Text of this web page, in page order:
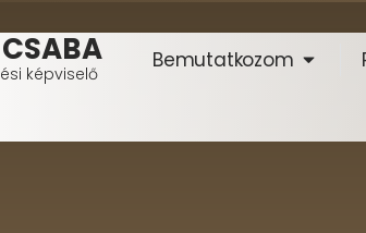
képviselő
Bemutatkozom